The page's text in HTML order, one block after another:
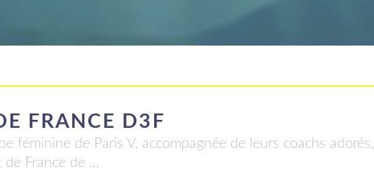
FRANCE D3F
féminine de Paris V, accompagnée de leurs coachs
de France de …